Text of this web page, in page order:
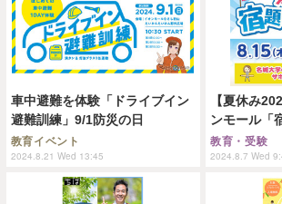
車中避難を体験「ドライブイン
避難訓練」9/1防災の日
教育イベント
2024.8.21 Wed 13:45
【夏休み
ンモール「
教育・受験
2024.8.7 Wed